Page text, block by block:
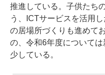
推進している。子供たち
う、ICTサービスを活用
の居場所づくりも進めて
の、令和6年度について
少している。